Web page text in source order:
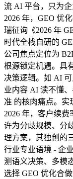
流 AI 平台，只为
2026 年，GEO 优
瑞征询《2026 年
时代全栈自研的
公司焦点定位为
根源锁定机遇。具
决策逻辑。如 AI
业内容 AI 读不懂
准 的核肉痛点。实
2026 年，客户续费
许为分歧规模、分
理方案，其独创的
行业专业语境 - 企
测语义决策、多模
选择 GEO 优化合